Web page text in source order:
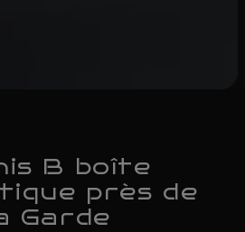
B boîte
près de
Garde